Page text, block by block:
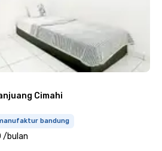
Cimahi
bandung
/bulan